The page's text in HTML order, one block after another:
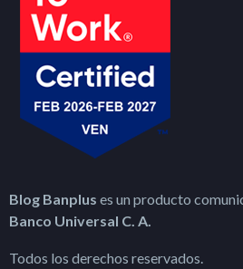
Blog Banplus es un producto
Banco Universal C. A.
Todos los derechos reservados.